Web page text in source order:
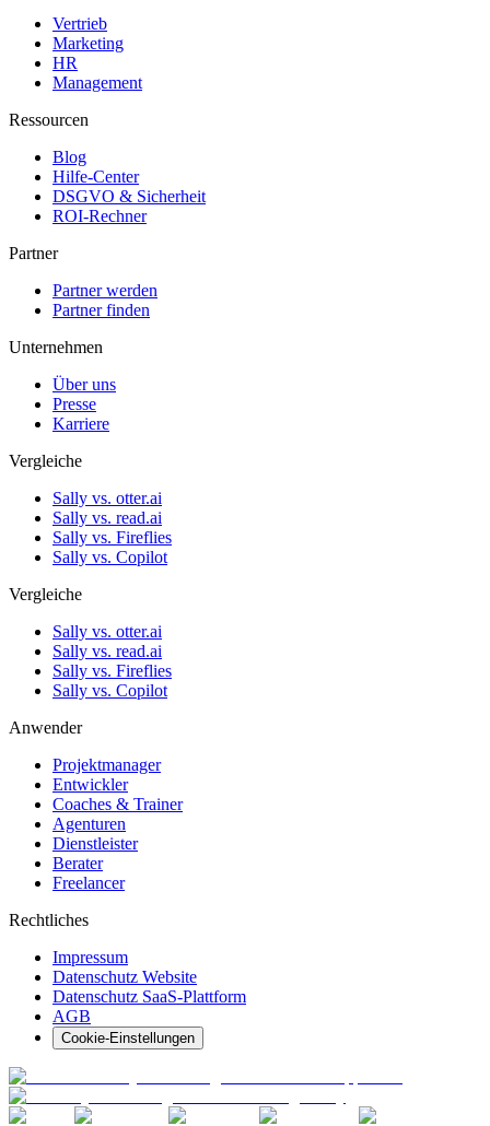
Vertrieb
Marketing
HR
Management
Ressourcen
Blog
Hilfe-Center
DSGVO & Sicherheit
ROI-Rechner
Partner
Partner werden
Partner finden
Unternehmen
Über uns
Presse
Karriere
Vergleiche
Sally vs. otter.ai
Sally vs. read.ai
Sally vs. Fireflies
Sally vs. Copilot
Vergleiche
Sally vs. otter.ai
Sally vs. read.ai
Sally vs. Fireflies
Sally vs. Copilot
Anwender
Projektmanager
Entwickler
Coaches & Trainer
Agenturen
Dienstleister
Berater
Freelancer
Rechtliches
Impressum
Datenschutz Website
Datenschutz SaaS-Plattform
AGB
Cookie-Einstellungen